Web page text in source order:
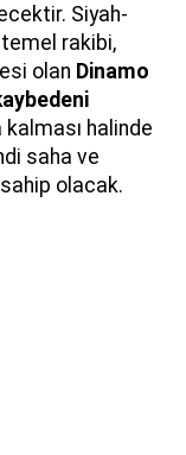
Siyah-
rakibi,
olan Dinamo
halinde
saha ve
olacak.